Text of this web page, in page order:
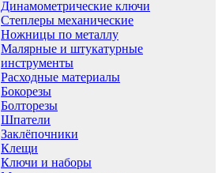
Динамометрические ключи
Степлеры механические
Ножницы по металлу
Малярные и штукатурные
инструменты
Расходные материалы
Бокорезы
Болторезы
Шпатели
Заклёпочники
Клещи
Ключи и наборы